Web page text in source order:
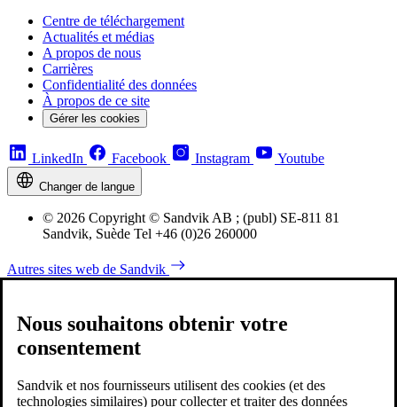
Centre de téléchargement
Actualités et médias
A propos de nous
Carrières
Confidentialité des données
À propos de ce site
Gérer les cookies
LinkedIn Facebook Instagram Youtube
Changer de langue
© 2026 Copyright © Sandvik AB ; (publ) SE-811 81
Sandvik, Suède Tel +46 (0)26 260000
Autres sites web de Sandvik
Nous souhaitons obtenir votre
consentement
Sandvik et nos fournisseurs utilisent des cookies (et des
technologies similaires) pour collecter et traiter des données